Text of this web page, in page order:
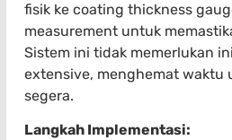
fisik ke coating thickness
measurement untuk
Sistem ini tidak memerlukan
extensive, menghemat waktu
segera.
Langkah Implementasi: